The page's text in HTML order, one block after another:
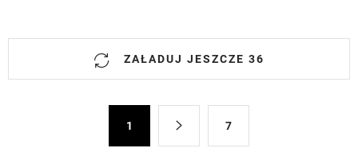
K
ZAŁADUJ JESZCZE 36
1 7